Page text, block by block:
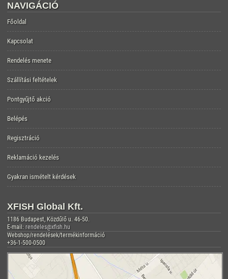
NAVIGÁCIÓ
Főoldal
Kapcsolat
Rendelés menete
Szállítási feltételek
Pontgyűjtő akció
Belépés
Regisztráció
Reklamáció kezelés
Gyakran ismételt kérdések
XFISH Global Kft.
1186 Budapest, Közdűlő u. 46-50.
E-mail: rendeles@xfish.hu
Webshop/rendelések/termékinformáció
+36-1-500-0500